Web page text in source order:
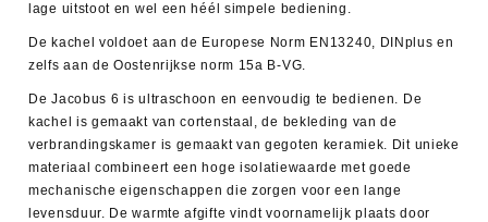
lage uitstoot en wel een héél simpele bediening.
De kachel voldoet aan de Europese Norm EN13240, DINplus en
zelfs aan de Oostenrijkse norm 15a B-VG.
De Jacobus 6 is ultraschoon en eenvoudig te bedienen. De
kachel is gemaakt van cortenstaal, de bekleding van de
verbrandingskamer is gemaakt van gegoten keramiek. Dit unieke
materiaal combineert een hoge isolatiewaarde met goede
mechanische eigenschappen die zorgen voor een lange
levensduur. De warmte afgifte vindt voornamelijk plaats door